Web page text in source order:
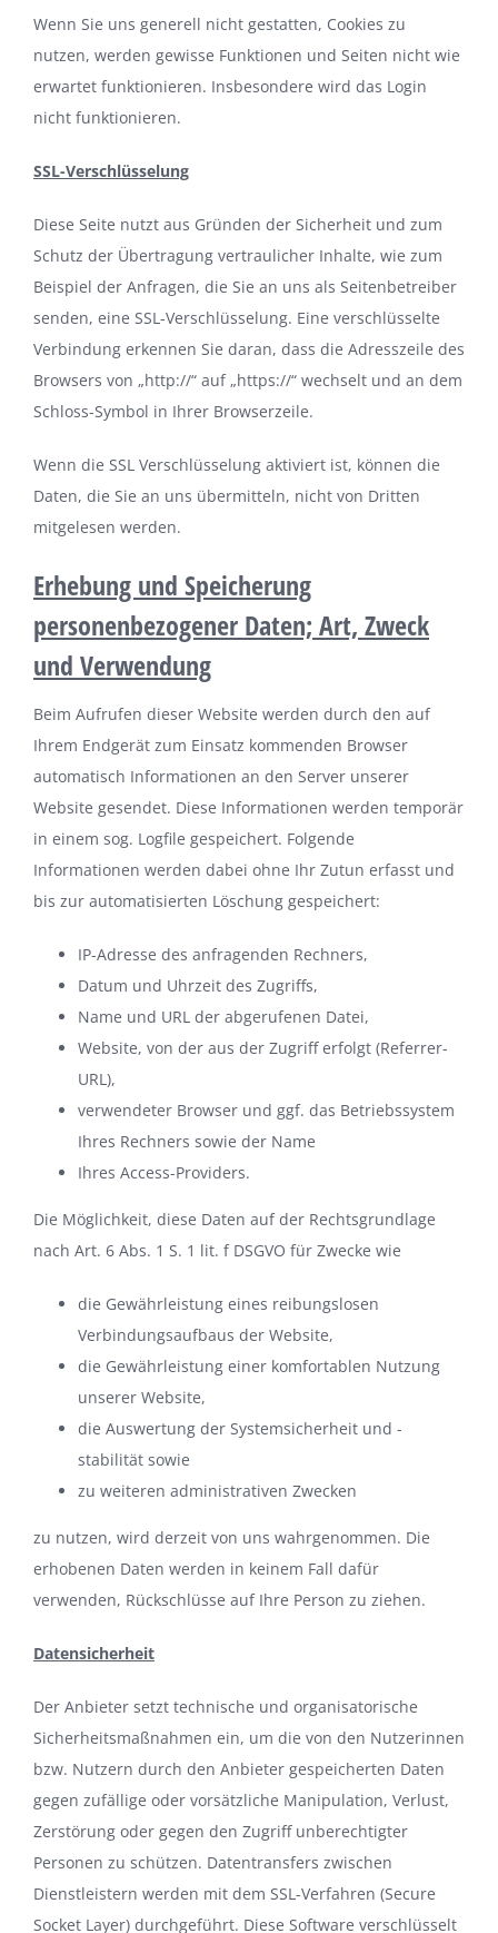
Wenn Sie uns generell nicht gestatten, Cookies zu
nutzen, werden gewisse Funktionen und Seiten nicht wie
erwartet funktionieren. Insbesondere wird das Login
nicht funktionieren.
SSL-Verschlüsselung
Diese Seite nutzt aus Gründen der Sicherheit und zum
Schutz der Übertragung vertraulicher Inhalte, wie zum
Beispiel der Anfragen, die Sie an uns als Seitenbetreiber
senden, eine SSL-Verschlüsselung. Eine verschlüsselte
Verbindung erkennen Sie daran, dass die Adresszeile des
Browsers von „http://“ auf „https://“ wechselt und an dem
Schloss-Symbol in Ihrer Browserzeile.
Wenn die SSL Verschlüsselung aktiviert ist, können die
Daten, die Sie an uns übermitteln, nicht von Dritten
mitgelesen werden.
Erhebung und Speicherung
personenbezogener Daten; Art, Zweck
und Verwendung
Beim Aufrufen dieser Website werden durch den auf
Ihrem Endgerät zum Einsatz kommenden Browser
automatisch Informationen an den Server unserer
Website gesendet. Diese Informationen werden temporär
in einem sog. Logfile gespeichert. Folgende
Informationen werden dabei ohne Ihr Zutun erfasst und
bis zur automatisierten Löschung gespeichert:
IP-Adresse des anfragenden Rechners,
Datum und Uhrzeit des Zugriffs,
Name und URL der abgerufenen Datei,
Website, von der aus der Zugriff erfolgt (Referrer-
URL),
verwendeter Browser und ggf. das Betriebssystem
Ihres Rechners sowie der Name
Ihres Access-Providers.
Die Möglichkeit, diese Daten auf der Rechtsgrundlage
nach Art. 6 Abs. 1 S. 1 lit. f DSGVO für Zwecke wie
die Gewährleistung eines reibungslosen
Verbindungsaufbaus der Website,
die Gewährleistung einer komfortablen Nutzung
unserer Website,
die Auswertung der Systemsicherheit und -
stabilität sowie
zu weiteren administrativen Zwecken
zu nutzen, wird derzeit von uns wahrgenommen. Die
erhobenen Daten werden in keinem Fall dafür
verwenden, Rückschlüsse auf Ihre Person zu ziehen.
Datensicherheit
Der Anbieter setzt technische und organisatorische
Sicherheitsmaßnahmen ein, um die von den Nutzerinnen
bzw. Nutzern durch den Anbieter gespeicherten Daten
gegen zufällige oder vorsätzliche Manipulation, Verlust,
Zerstörung oder gegen den Zugriff unberechtigter
Personen zu schützen. Datentransfers zwischen
Dienstleistern werden mit dem SSL-Verfahren (Secure
Socket Layer) durchgeführt. Diese Software verschlüsselt